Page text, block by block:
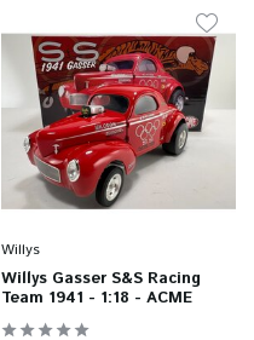
Willys
Willys Gasser S&S Racing
Team 1941 - 1:18 - ACME